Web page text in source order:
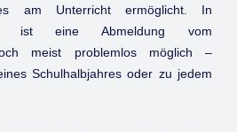
am Unterricht ermöglicht. In
ist eine Abmeldung vom
meist problemlos möglich –
Schulhalbjahres oder zu jedem